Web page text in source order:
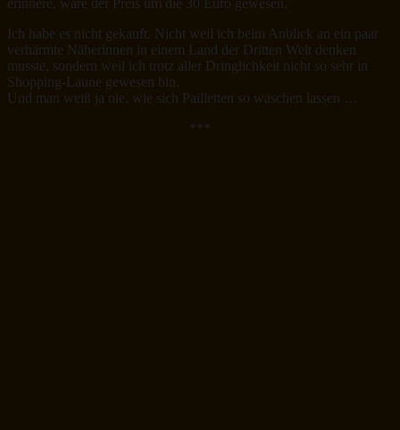
Ich habe es nicht gekauft. Nicht weil ich beim Anblick an ein paar
verhärmte Näherinnen in einem Land der Dritten Welt denken
musste, sondern weil ich trotz aller Dringlichkeit nicht so sehr in
Shopping-Laune gewesen bin.
Und man weiß ja nie, wie sich Pailletten so waschen lassen …
***